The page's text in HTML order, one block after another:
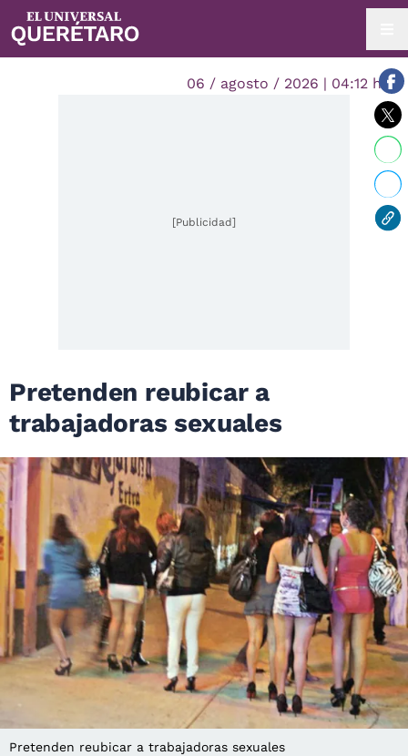
06 / agosto / 2026 | 04:12 hrs.
[Publicidad]
Pretenden reubicar a
trabajadoras sexuales
Pretenden reubicar a trabajadoras sexuales